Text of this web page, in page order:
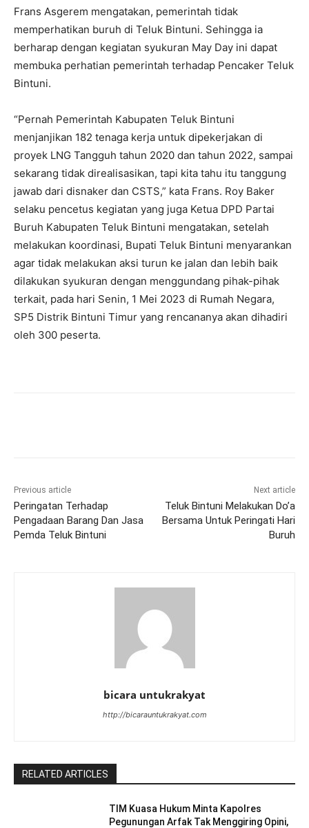
Frans Asgerem mengatakan, pemerintah tidak
memperhatikan buruh di Teluk Bintuni. Sehingga ia
berharap dengan kegiatan syukuran May Day ini dapat
membuka perhatian pemerintah terhadap Pencaker Teluk
Bintuni.
“Pernah Pemerintah Kabupaten Teluk Bintuni
menjanjikan 182 tenaga kerja untuk dipekerjakan di
proyek LNG Tangguh tahun 2020 dan tahun 2022, sampai
sekarang tidak direalisasikan, tapi kita tahu itu tanggung
jawab dari disnaker dan CSTS,” kata Frans. Roy Baker
selaku pencetus kegiatan yang juga Ketua DPD Partai
Buruh Kabupaten Teluk Bintuni mengatakan, setelah
melakukan koordinasi, Bupati Teluk Bintuni menyarankan
agar tidak melakukan aksi turun ke jalan dan lebih baik
dilakukan syukuran dengan menggundang pihak-pihak
terkait, pada hari Senin, 1 Mei 2023 di Rumah Negara,
SP5 Distrik Bintuni Timur yang rencananya akan dihadiri
oleh 300 peserta.
Previous article
Peringatan Terhadap
Pengadaan Barang Dan Jasa
Pemda Teluk Bintuni
Next article
Teluk Bintuni Melakukan Do’a
Bersama Untuk Peringati Hari
Buruh
bicara untukrakyat
http://bicarauntukrakyat.com
RELATED ARTICLES
TIM Kuasa Hukum Minta Kapolres
Pegunungan Arfak Tak Menggiring Opini,